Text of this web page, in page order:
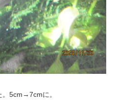
5cm→7cmに。